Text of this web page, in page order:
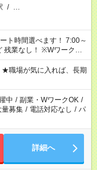
/ …
※Wワークの
就業はご案内できませ
は社会保険への加入対象
の原則禁止）により、
場合があります
場が気に入れば、長期
中 / 副業・WワークOK /
量募集 / 電話対応なし / パ
詳細へ